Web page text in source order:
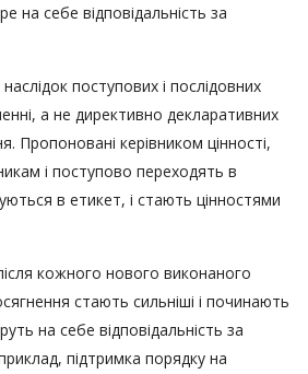
на себе відповідальність за
поступових і послідовних
а не директивно декларативних
Пропоновані керівником цінності,
і поступово переходять в
в етикет, і стають цінностями
кожного нового виконаного
стають сильніші і починають
на себе відповідальність за
підтримка порядку на